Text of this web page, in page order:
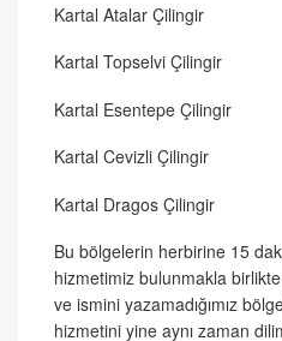
Kartal Atalar Çilingir
Kartal Topselvi Çilingir
Kartal Esentepe Çilingir
Kartal Cevizli Çilingir
Kartal Dragos Çilingir
Bu bölgelerin herbirine 15
hizmetimiz bulunmakla
ve ismini yazamadığımız
hizmetini yine aynı zaman